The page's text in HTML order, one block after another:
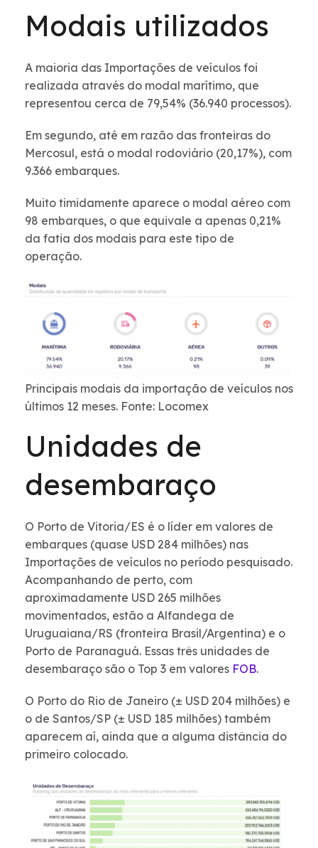
Modais utilizados
A maioria das Importações de veículos foi
realizada através do modal marítimo, que
representou cerca de 79,54% (36.940 processos).
Em segundo, até em razão das fronteiras do
Mercosul, está o modal rodoviário (20,17%), com
9.366 embarques.
Muito timidamente aparece o modal aéreo com
98 embarques, o que equivale a apenas 0,21%
da fatia dos modais para este tipo de
operação.
Principais modais da importação de veículos nos
últimos 12 meses. Fonte: Locomex
Unidades de
desembaraço
O Porto de Vitoria/ES é o líder em valores de
embarques (quase USD 284 milhões) nas
Importações de veículos no período pesquisado.
Acompanhando de perto, com
aproximadamente USD 265 milhões
movimentados, estão a Alfandega de
Uruguaiana/RS (fronteira Brasil/Argentina) e o
Porto de Paranaguá. Essas três unidades de
desembaraço são o Top 3 em valores FOB.
O Porto do Rio de Janeiro (± USD 204 milhões) e
o de Santos/SP (± USD 185 milhões) também
aparecem aí, ainda que a alguma distância do
primeiro colocado.